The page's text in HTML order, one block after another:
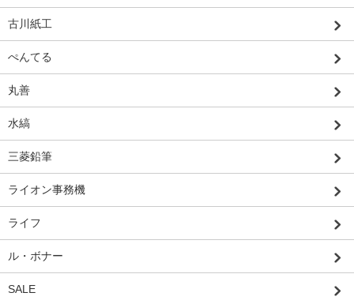
古川紙工
ぺんてる
丸善
水縞
三菱鉛筆
ライオン事務機
ライフ
ル・ボナー
SALE